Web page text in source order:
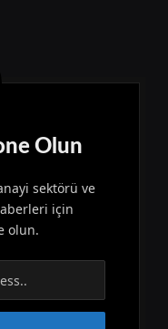
Olun
sektörü ve
için
olun.